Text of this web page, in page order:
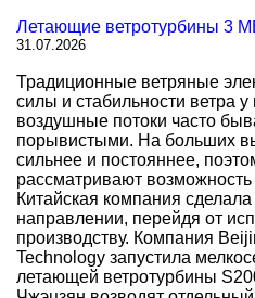
Летающие ветротурбины 3
31.07.2026
Традиционные ветряные
силы и стабильности ветра
воздушные потоки часто
порывистыми. На больших
сильнее и постояннее,
рассматривают
Китайская компания
направлении, перейдя от
производству. Компания
Technology запустила
летающей ветротурбины